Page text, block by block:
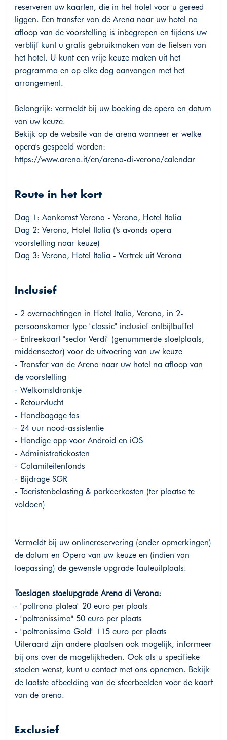
reserveren uw kaarten, die in het hotel voor u gereed
liggen. Een transfer van de Arena naar uw hotel na
afloop van de voorstelling is inbegrepen en tijdens uw
verblijf kunt u gratis gebruikmaken van de fietsen van
het hotel. U kunt een vrije keuze maken uit het
programma en op elke dag aanvangen met het
arrangement.
Belangrijk: vermeldt bij uw boeking de opera en datum
van uw keuze.
Bekijk op de website van de arena wanneer er welke
opera's gespeeld worden:
https://www.arena.it/en/arena-di-verona/calendar
Route in het kort
Dag 1: Aankomst Verona - Verona, Hotel Italia
Dag 2: Verona, Hotel Italia ('s avonds opera
voorstelling naar keuze)
Dag 3: Verona, Hotel Italia - Vertrek uit Verona
Inclusief
- 2 overnachtingen in Hotel Italia, Verona, in 2-
persoonskamer type "classic" inclusief ontbijtbuffet
- Entreekaart "sector Verdi" (genummerde stoelplaats,
middensector) voor de uitvoering van uw keuze
- Transfer van de Arena naar uw hotel na afloop van
de voorstelling
- Welkomstdrankje
- Retourvlucht
- Handbagage tas
- 24 uur nood-assistentie
- Handige app voor Android en iOS
- Administratiekosten
- Calamiteitenfonds
- Bijdrage SGR
- Toeristenbelasting & parkeerkosten (ter plaatse te
voldoen)
Vermeldt bij uw onlinereservering (onder opmerkingen)
de datum en Opera van uw keuze en (indien van
toepassing) de gewenste upgrade fauteuilplaats.
Toeslagen stoelupgrade Arena di Verona:
- "poltrona platea" 20 euro per plaats
- "poltronissima" 50 euro per plaats
- "poltronissima Gold" 115 euro per plaats
Uiteraard zijn andere plaatsen ook mogelijk, informeer
bij ons over de mogelijkheden. Ook als u specifieke
stoelen wenst, kunt u contact met ons opnemen. Bekijk
de laatste afbeelding van de sfeerbeelden voor de kaart
van de arena.
Exclusief